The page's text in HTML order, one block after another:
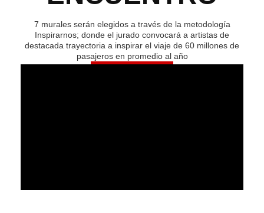
7 murales serán elegidos a través de la metodología
Inspirarnos; donde el jurado convocará a artistas de
destacada trayectoria a inspirar el viaje de 60 millones de
pasajeros en promedio al año